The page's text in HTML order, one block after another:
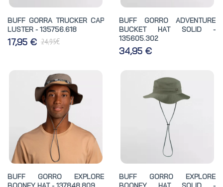
BUFF GORRA TRUCKER CAP
LUSTER - 135756.618
17,95 € 24,95€
BUFF GORRO ADVENTURE
BUCKET HAT SOLID -
135605.302
34,95 €
BUFF GORRO EXPLORE
BUFF GORRO EXPLORE